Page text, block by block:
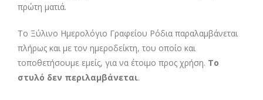
πρώτη ματιά.
Το Ξύλινο Ημερολόγιο Γραφείου Ρόδια παραλαμβάνεται
πλήρως και με τον ημεροδείκτη, του οποίο και
τοποθετήσουμε εμείς, για να έτοιμο προς χρήση. Το
στυλό δεν περιλαμβάνεται.